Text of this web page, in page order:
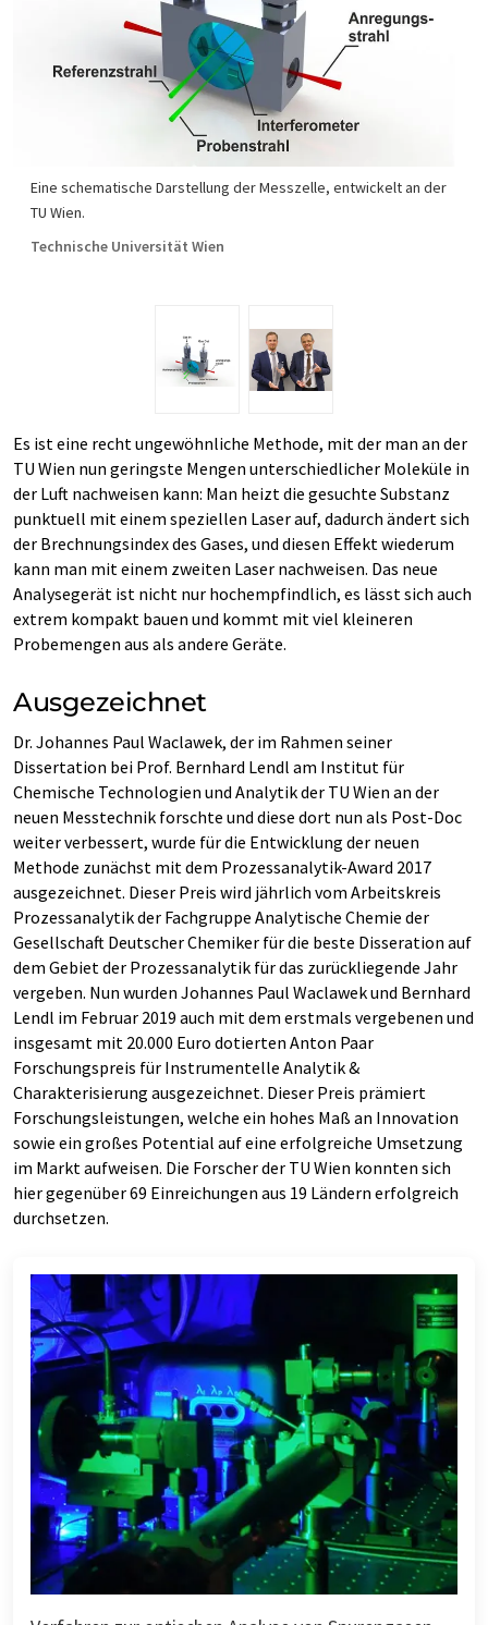
Eine schematische Darstellung der Messzelle, entwickelt an der
TU Wien.
Technische Universität Wien
Es ist eine recht ungewöhnliche Methode, mit der man an der
TU Wien nun geringste Mengen unterschiedlicher Moleküle in
der Luft nachweisen kann: Man heizt die gesuchte Substanz
punktuell mit einem speziellen Laser auf, dadurch ändert sich
der Brechnungsindex des Gases, und diesen Effekt wiederum
kann man mit einem zweiten Laser nachweisen. Das neue
Analysegerät ist nicht nur hochempfindlich, es lässt sich auch
extrem kompakt bauen und kommt mit viel kleineren
Probemengen aus als andere Geräte.
Ausgezeichnet
Dr. Johannes Paul Waclawek, der im Rahmen seiner
Dissertation bei Prof. Bernhard Lendl am Institut für
Chemische Technologien und Analytik der TU Wien an der
neuen Messtechnik forschte und diese dort nun als Post-Doc
weiter verbessert, wurde für die Entwicklung der neuen
Methode zunächst mit dem Prozessanalytik-Award 2017
ausgezeichnet. Dieser Preis wird jährlich vom Arbeitskreis
Prozessanalytik der Fachgruppe Analytische Chemie der
Gesellschaft Deutscher Chemiker für die beste Disseration auf
dem Gebiet der Prozessanalytik für das zurückliegende Jahr
vergeben. Nun wurden Johannes Paul Waclawek und Bernhard
Lendl im Februar 2019 auch mit dem erstmals vergebenen und
insgesamt mit 20.000 Euro dotierten Anton Paar
Forschungspreis für Instrumentelle Analytik &
Charakterisierung ausgezeichnet. Dieser Preis prämiert
Forschungsleistungen, welche ein hohes Maß an Innovation
sowie ein großes Potential auf eine erfolgreiche Umsetzung
im Markt aufweisen. Die Forscher der TU Wien konnten sich
hier gegenüber 69 Einreichungen aus 19 Ländern erfolgreich
durchsetzen.